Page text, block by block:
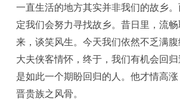
一直生活的地方其实并非我们的故乡
定我们会努力寻找故乡。昔日里，流
来，谈笑风生。今天我们依然不乏满
大夫侠客情怀，终于，我们有机会回
是如此一个期盼回归的人。他才情高
晋贵族之风骨。